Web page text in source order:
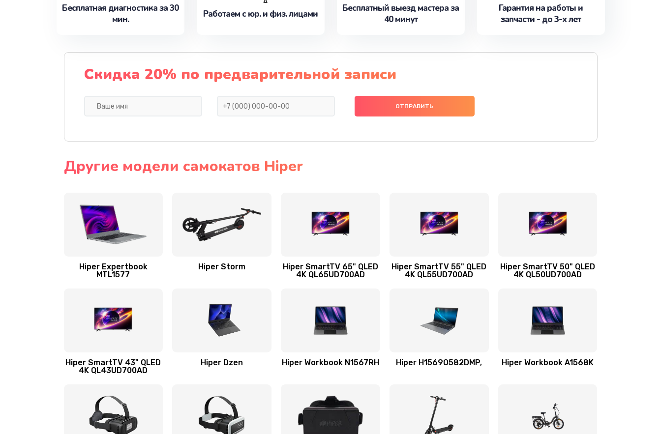
Бесплатная диагностика за 30
мин.
Работаем с юр. и физ. лицами
Бесплатный выезд мастера за
40 минут
Гарантия на работы и
запчасти - до 3-х лет
Скидка 20% по предварительной записи
Другие модели самокатов Hiper
Hiper Expertbook
MTL1577
Hiper Storm
Hiper SmartTV 65" QLED
4K QL65UD700AD
Hiper SmartTV 55" QLED
4K QL55UD700AD
Hiper SmartTV 50" QLED
4K QL50UD700AD
Hiper SmartTV 43" QLED
4K QL43UD700AD
Hiper Dzen Hiper Workbook N1567RH Hiper H1569O582DMP, Hiper Workbook A1568K